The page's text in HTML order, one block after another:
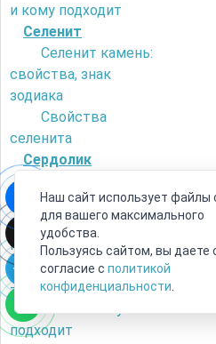
и кому подходит
Селенит
Селенит камень:
свойства, знак
зодиака
Свойства
селенита
Сердолик
сердолик от
искусственного
камня?
Камень сердолик
- его магические
свойства и кому
подходит
Наш сайт использует файлы
для вашего максимального
удобства.
Пользуясь сайтом, вы даете
согласие с политикой
конфиденциальности